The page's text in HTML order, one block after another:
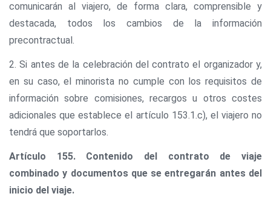
comunicarán al viajero, de forma clara, comprensible y
destacada, todos los cambios de la información
precontractual.
2. Si antes de la celebración del contrato el organizador y,
en su caso, el minorista no cumple con los requisitos de
información sobre comisiones, recargos u otros costes
adicionales que establece el artículo 153.1.c), el viajero no
tendrá que soportarlos.
Artículo 155. Contenido del contrato de viaje
combinado y documentos que se entregarán antes del
inicio del viaje.